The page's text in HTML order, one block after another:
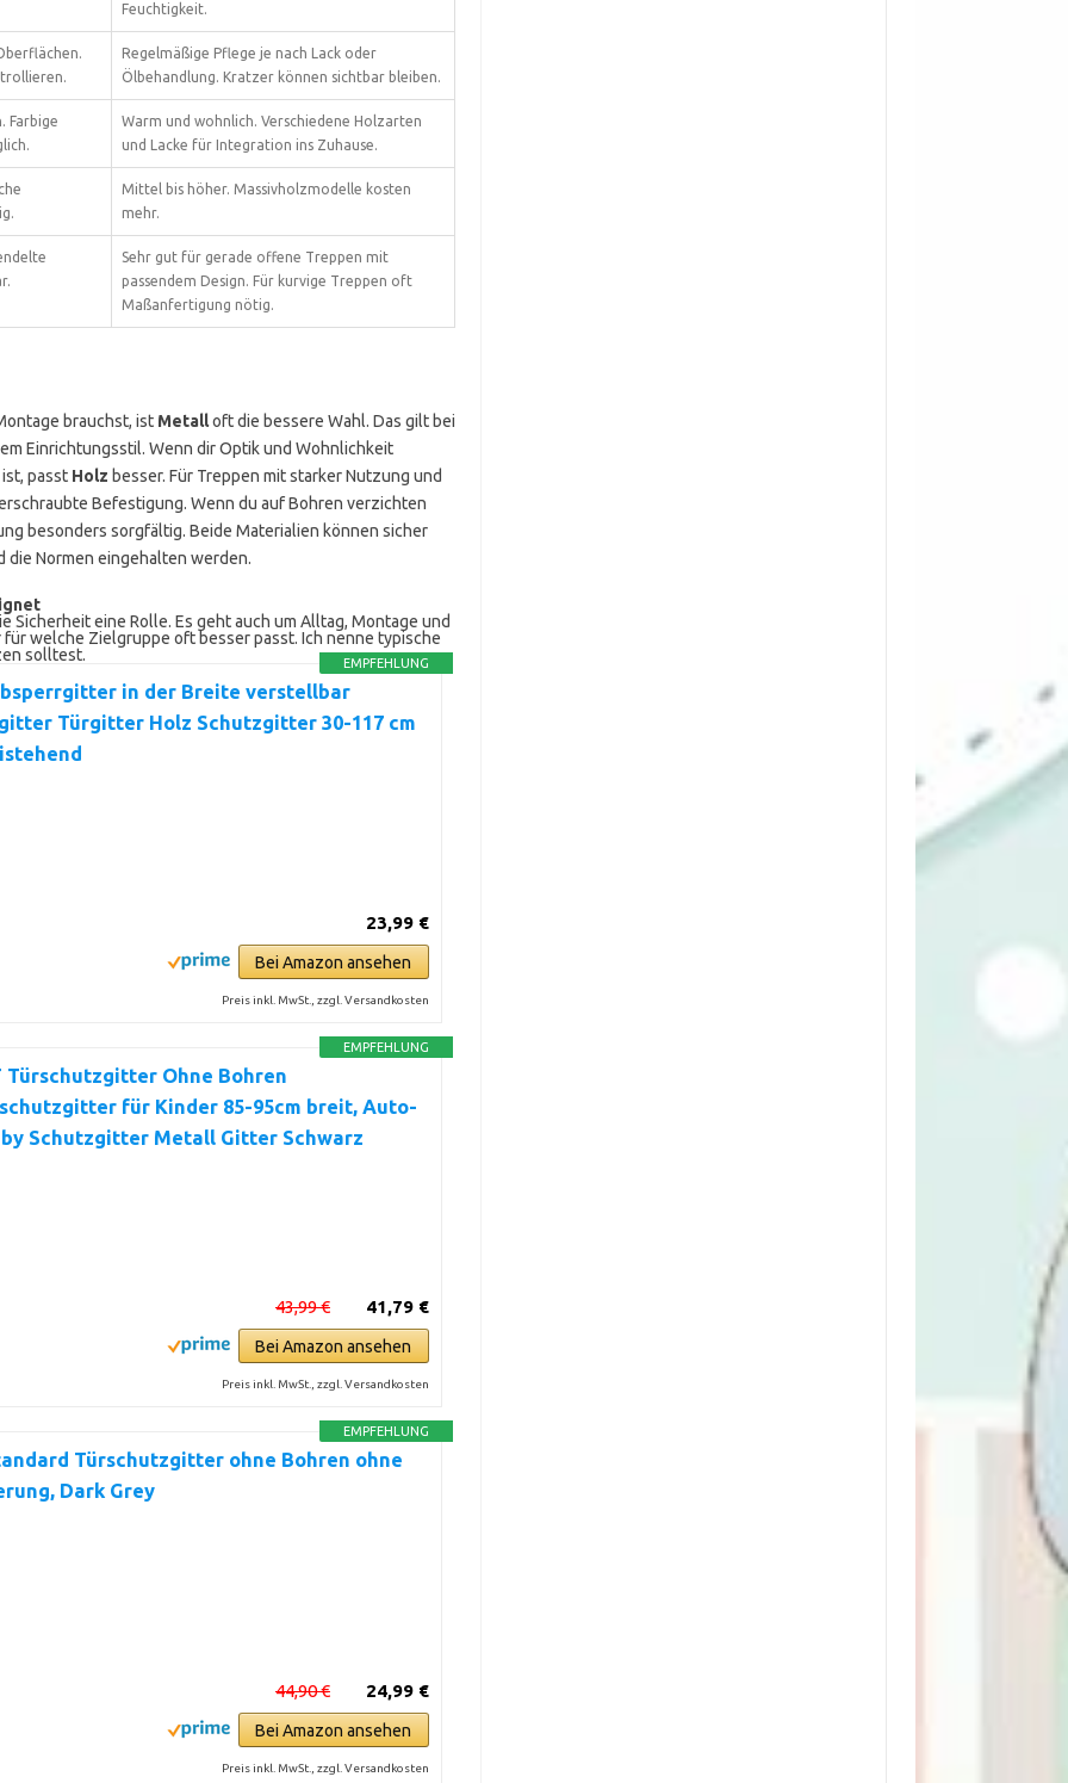
Feuchtigkeit.
Regelmäßige Pflege je nach Lack oder
Ölbehandlung. Kratzer können sichtbar bleiben.
Farbige
Warm und wohnlich. Verschiedene Holzarten
und Lacke für Integration ins Zuhause.
Mittel bis höher. Massivholzmodelle kosten
mehr.
Sehr gut für gerade offene Treppen mit
passendem Design. Für kurvige Treppen oft
Maßanfertigung nötig.
brauchst, ist Metalloft die bessere Wahl. Das gilt bei
Einrichtungsstil. Wenn dir Optik und Wohnlichkeit
passt Holz besser. Für Treppen mit starker Nutzung und
Befestigung. Wenn du auf Bohren verzichten
besonders sorgfältig. Beide Materialien können sicher
die Normen eingehalten werden.
Sicherheit eine Rolle. Es geht auch um Alltag, Montage und
welche Zielgruppe oft besser passt. Ich nenne typische
solltest.
EMPFEHLUNG
in der Breite verstellbar
Türgitter Holz Schutzgitter 30-117 cm
23,99 €
Bei Amazon ansehen
Preis inkl. MwSt., zzgl. Versandkosten
EMPFEHLUNG
Türschutzgitter Ohne Bohren
für Kinder 85-95cm breit, Auto-
Schutzgitter Metall Gitter Schwarz
41,79 €
43,99 €
Bei Amazon ansehen
Preis inkl. MwSt., zzgl. Versandkosten
EMPFEHLUNG
Türschutzgitter ohne Bohren ohne
Dark Grey
24,99 €
44,90 €
Bei Amazon ansehen
Preis inkl. MwSt., zzgl. Versandkosten